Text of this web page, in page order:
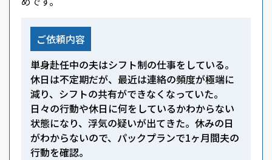
ご依頼内容
単身赴任中の夫はシフト制の仕事をしている。
休日は不定期だが、最近は連絡の頻度が極端に
減り、シフトの共有ができなくなっていた。
日々の行動や休日に何をしているかわからない
状態になり、浮気の疑いが出てきた。休みの日
がわからないので、パックプランで1ヶ月間夫の
行動を確認。